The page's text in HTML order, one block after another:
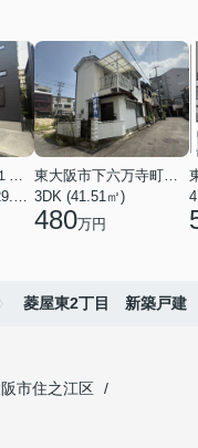
東大阪市六万寺町１丁目
3LDK＋S(納戸) (129.17㎡)
東大阪市下六万寺町２丁目
3DK (41.51㎡)
480万円
菱屋東2丁目 新築戸建
市住之江区